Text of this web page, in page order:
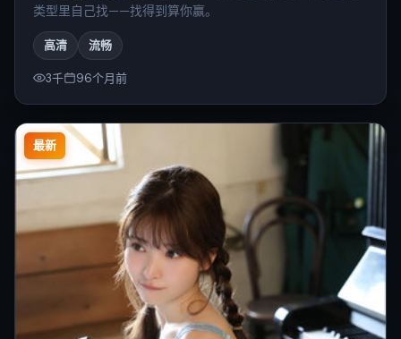
类型里自己找——找得到算你赢。
高清 流畅
3千 96个月前
最新